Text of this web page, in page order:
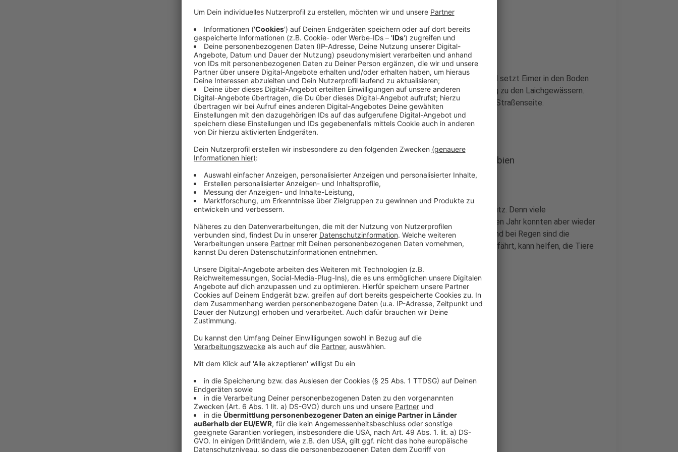
Schutzzäune und Eimer helfen Kröten und Fröschen
Anzeige
Im Aaper Wald zum Beispiel, stellt dieStadtSchutzzäune auf und setzt Eimer in den Boden
ein. Dort landen unter anderem Kröten und Frösche auf ihrem Weg zu den Laichgewässern.
Mitarbeitende der Stadt bringen sie täglich sicher auf die andere Straßenseite.
Anzeige
Tipps für Autofahrer: Rücksicht auf wandernde Amphibien
Anzeige
Seit über 30 Jahren engagiert sich die Stadt so für den Artenschutz. Denn viele
Amphibienarten gehen zurück – auch in Düsseldorf. Im vergangenen Jahr konnten aber wieder
mehr Tiere gerettet. Wichtig für Autofahrer: Besonders abends und bei Regen sind die
Amphibien unterwegs. Wer Warnschilder beachtet und langsamer fährt, kann helfen, die Tiere
zu schützen.
Anzeige
Weitere Infos und Links zu dem Thema:
Mit NABU den Fröschen und Kröten auf der Spur:
Im Einsatz für den Amphibienschutz NABU:
Krötenwanderung. ADAC warnt: Runter vom Gas:
Anzeige